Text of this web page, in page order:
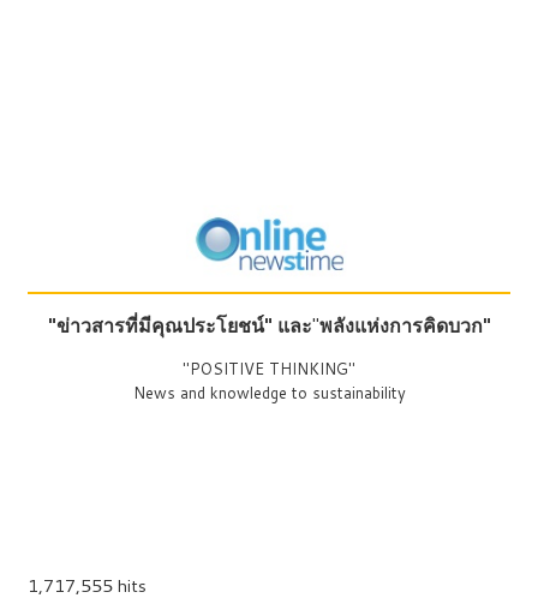
"ข่าวสารที่มีคุณประโยชน์" และ"พลังแห่งการคิดบวก"
"POSITIVE THINKING"
News and knowledge to sustainability
1,717,555 hits